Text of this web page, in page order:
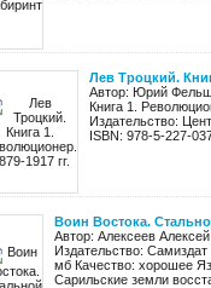
Лев Троцкий.
Автор: Юрий
Книга 1.
Издательство:
ISBN: 978-5-227-
Воин Востока.
Автор: Алексеев
Издательство:
мб Качество: хорошее
Сарильские земли